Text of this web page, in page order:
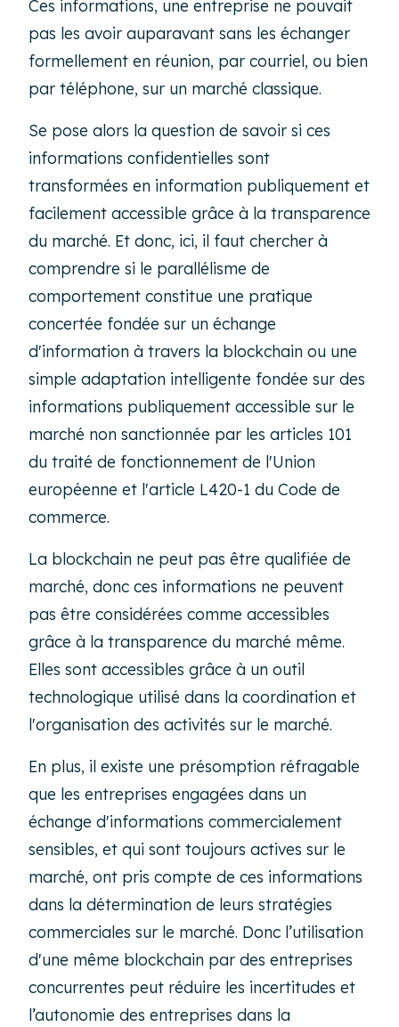
Ces informations, une entreprise ne pouvait
pas les avoir auparavant sans les échanger
formellement en réunion, par courriel, ou bien
par téléphone, sur un marché classique.
Se pose alors la question de savoir si ces
informations confidentielles sont
transformées en information publiquement et
facilement accessible grâce à la transparence
du marché. Et donc, ici, il faut chercher à
comprendre si le parallélisme de
comportement constitue une pratique
concertée fondée sur un échange
d'information à travers la blockchain ou une
simple adaptation intelligente fondée sur des
informations publiquement accessible sur le
marché non sanctionnée par les articles 101
du traité de fonctionnement de l'Union
européenne et l'article L420-1 du Code de
commerce.
La blockchain ne peut pas être qualifiée de
marché, donc ces informations ne peuvent
pas être considérées comme accessibles
grâce à la transparence du marché même.
Elles sont accessibles grâce à un outil
technologique utilisé dans la coordination et
l'organisation des activités sur le marché.
En plus, il existe une présomption réfragable
que les entreprises engagées dans un
échange d'informations commercialement
sensibles, et qui sont toujours actives sur le
marché, ont pris compte de ces informations
dans la détermination de leurs stratégies
commerciales sur le marché. Donc l’utilisation
d'une même blockchain par des entreprises
concurrentes peut réduire les incertitudes et
l’autonomie des entreprises dans la